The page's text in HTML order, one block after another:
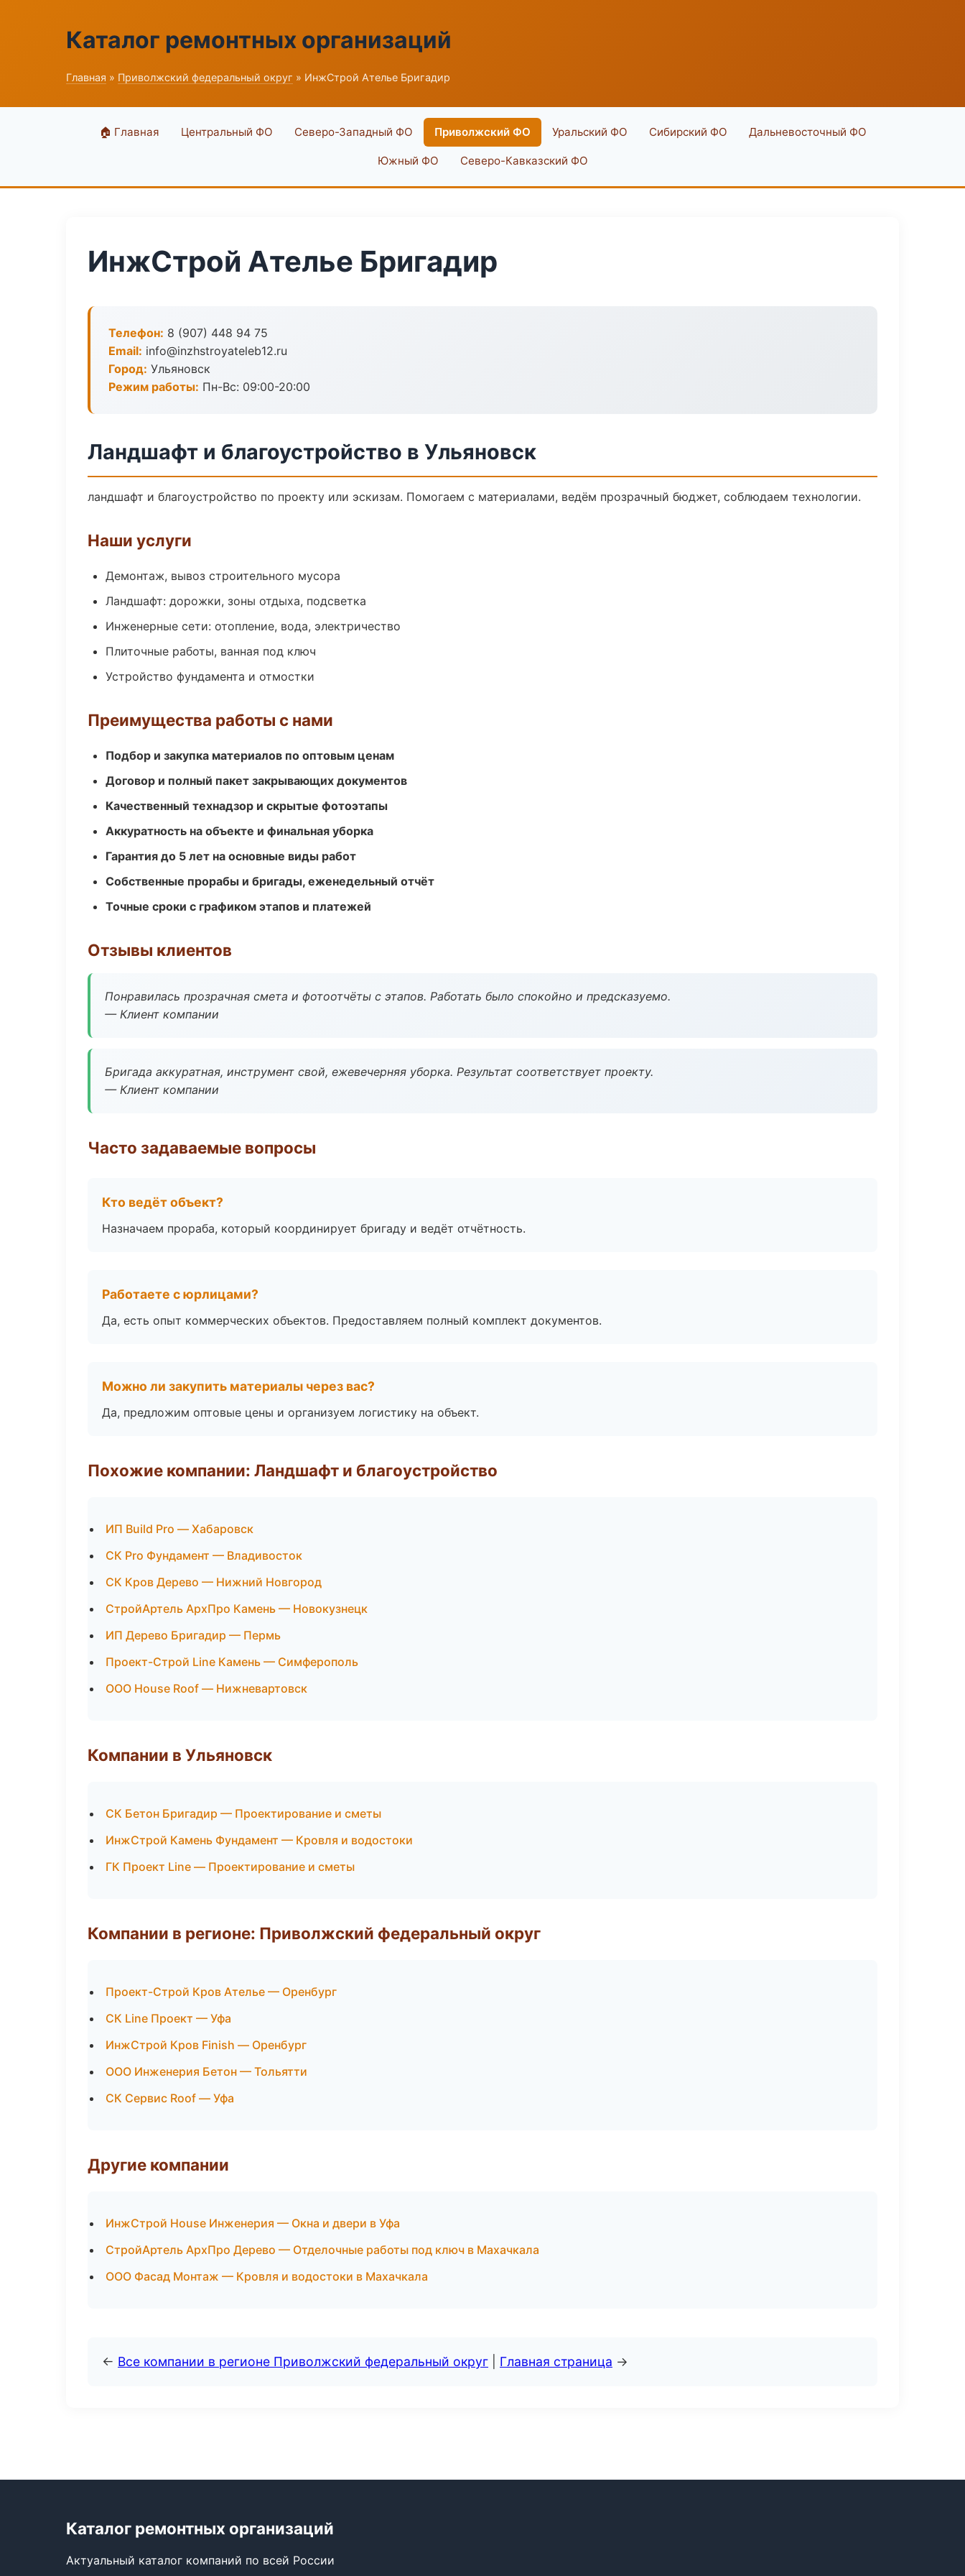
Каталог ремонтных организаций
Главная » Приволжский федеральный округ » ИнжСтрой Ателье Бригадир
🏠 Главная Центральный ФО Северо-Западный ФО Приволжский ФО Уральский ФО Сибирский ФО Дальневосточный ФО
Южный ФО Северо-Кавказский ФО
ИнжСтрой Ателье Бригадир
Телефон: 8 (907) 448 94 75
Email: info@inzhstroyateleb12.ru
Город: Ульяновск
Режим работы: Пн-Вс: 09:00-20:00
Ландшафт и благоустройство в Ульяновск
ландшафт и благоустройство по проекту или эскизам. Помогаем с материалами, ведём прозрачный бюджет, соблюдаем технологии.
Наши услуги
Демонтаж, вывоз строительного мусора
Ландшафт: дорожки, зоны отдыха, подсветка
Инженерные сети: отопление, вода, электричество
Плиточные работы, ванная под ключ
Устройство фундамента и отмостки
Преимущества работы с нами
Подбор и закупка материалов по оптовым ценам
Договор и полный пакет закрывающих документов
Качественный технадзор и скрытые фотоэтапы
Аккуратность на объекте и финальная уборка
Гарантия до 5 лет на основные виды работ
Собственные прорабы и бригады, еженедельный отчёт
Точные сроки с графиком этапов и платежей
Отзывы клиентов
Понравилась прозрачная смета и фотоотчёты с этапов. Работать было спокойно и предсказуемо.
— Клиент компании
Бригада аккуратная, инструмент свой, ежевечерняя уборка. Результат соответствует проекту.
— Клиент компании
Часто задаваемые вопросы
Кто ведёт объект?
Назначаем прораба, который координирует бригаду и ведёт отчётность.
Работаете с юрлицами?
Да, есть опыт коммерческих объектов. Предоставляем полный комплект документов.
Можно ли закупить материалы через вас?
Да, предложим оптовые цены и организуем логистику на объект.
Похожие компании: Ландшафт и благоустройство
ИП Build Pro — Хабаровск
СК Pro Фундамент — Владивосток
СК Кров Дерево — Нижний Новгород
СтройАртель АрхПро Камень — Новокузнецк
ИП Дерево Бригадир — Пермь
Проект-Строй Line Камень — Симферополь
ООО House Roof — Нижневартовск
Компании в Ульяновск
СК Бетон Бригадир — Проектирование и сметы
ИнжСтрой Камень Фундамент — Кровля и водостоки
ГК Проект Line — Проектирование и сметы
Компании в регионе: Приволжский федеральный округ
Проект-Строй Кров Ателье — Оренбург
СК Line Проект — Уфа
ИнжСтрой Кров Finish — Оренбург
ООО Инженерия Бетон — Тольятти
СК Сервис Roof — Уфа
Другие компании
ИнжСтрой House Инженерия — Окна и двери в Уфа
СтройАртель АрхПро Дерево — Отделочные работы под ключ в Махачкала
ООО Фасад Монтаж — Кровля и водостоки в Махачкала
← Все компании в регионе Приволжский федеральный округ Главная страница →
Каталог ремонтных организаций
Актуальный каталог компаний по всей России